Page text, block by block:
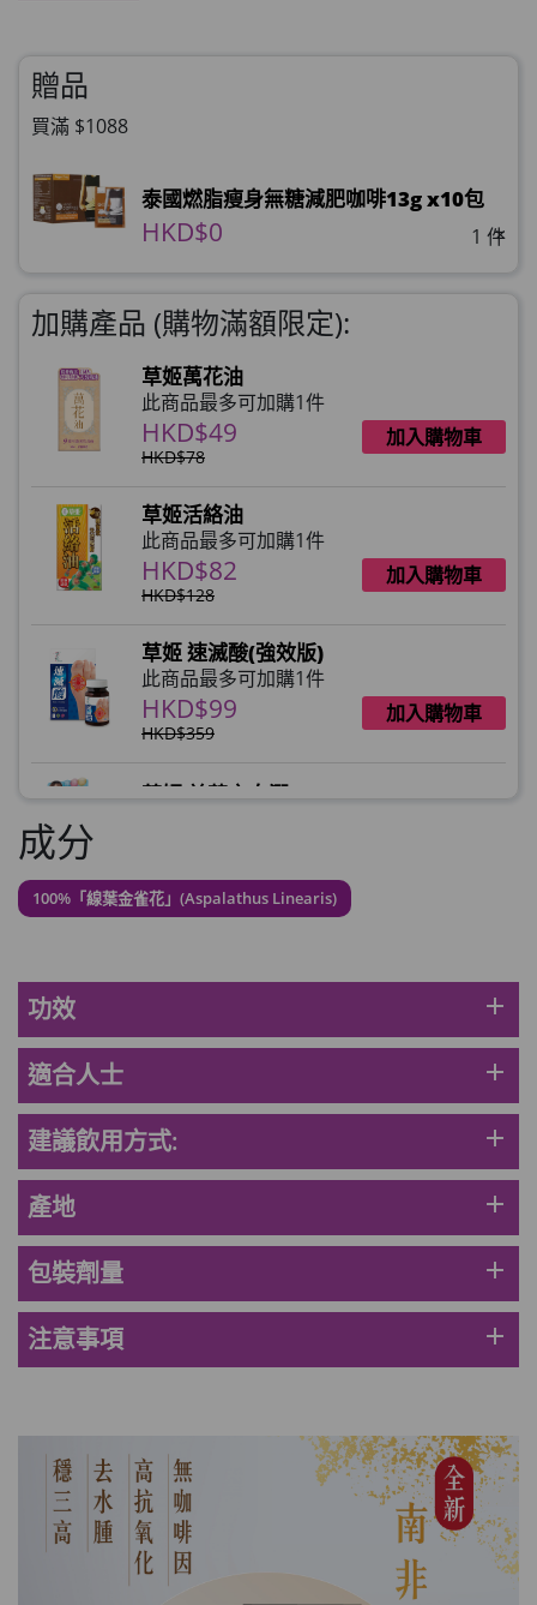
贈品
買滿 $1088
1 件
泰國燃脂瘦身無糖減肥咖啡13g x10包
HKD$0 ×
加購產品 (購物滿額限定):
草姬萬花油
此商品最多可加購1件
HKD$49
HKD$78
加入購物車
草姬活絡油
此商品最多可加購1件
HKD$82
HKD$128
加入購物車
草姬 速滅酸(強效版)
此商品最多可加購1件
HKD$99
HKD$359
加入購物車
草姬 益菌之白潤
草姬 調經緊緻寶(27年2月到期)
男補精力丸5:1 (到期日2028年1月)
HKD$169
HKD$449
加入購物車
理膚泉 無香大哥大防曬 50ml (2027年4
此商品最多可加購1件
HKD$145
HKD$145
加入購物車
成分
100%「線葉金雀花」(Aspalathus Linearis)
功效 add
適合人士 add
建議飲用方式: add
產地 add
包裝劑量 add
注意事項 add